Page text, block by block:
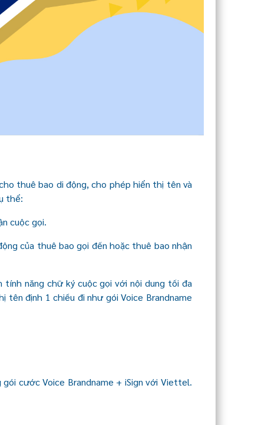
thuê bao di động, cho phép hiển thị tên và
thể:
cuộc gọi.
của thuê bao gọi đến hoặc thuê bao nhận
năng chữ ký cuộc gọi với nội dung tối đa
tên định 1 chiều đi như gói Voice Brandname
cước Voice Brandname + iSign với Viettel.